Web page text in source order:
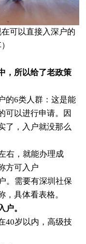
可以直接入深户的
，所以给了老政策
6类人群：这是能
可以进行申请。因
了，入户就没那么
，就能办理成
方可入户
需要有深圳社保
具体看表格。
户。
岁以内，高级技